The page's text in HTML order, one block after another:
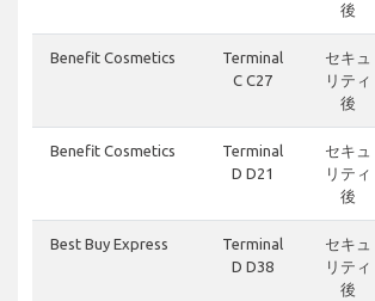
後
Benefit Cosmetics
Terminal
C C27
セキュ
リティ
後
Benefit Cosmetics
Terminal
D D21
セキュ
リティ
後
Best Buy Express
Terminal
D D38
セキュ
リティ
後